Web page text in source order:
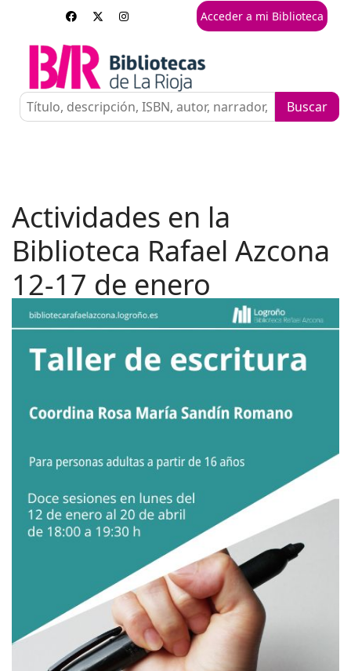
Acceder a mi Biblioteca
Actividades en la
Biblioteca Rafael Azcona
12-17 de enero